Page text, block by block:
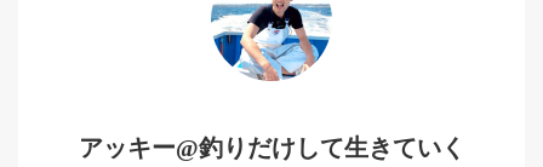
アッキー@釣りだけして生きていく